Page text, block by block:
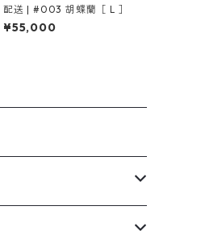
配送 | #003 胡蝶蘭［ L ］
¥55,000